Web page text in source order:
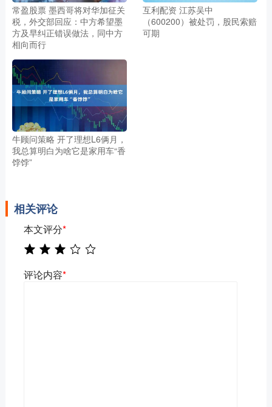
常盈股票 墨西哥将对华加征关
税，外交部回应：中方希望墨
方及早纠正错误做法，同中方
相向而行
互利配资 江苏吴中
（600200）被处罚，股民索赔
可期
牛顾问策略 开了理想L6俩月，
我总算明白为啥它是家用车“香
饽饽”
相关评论
本文评分*
评论内容*